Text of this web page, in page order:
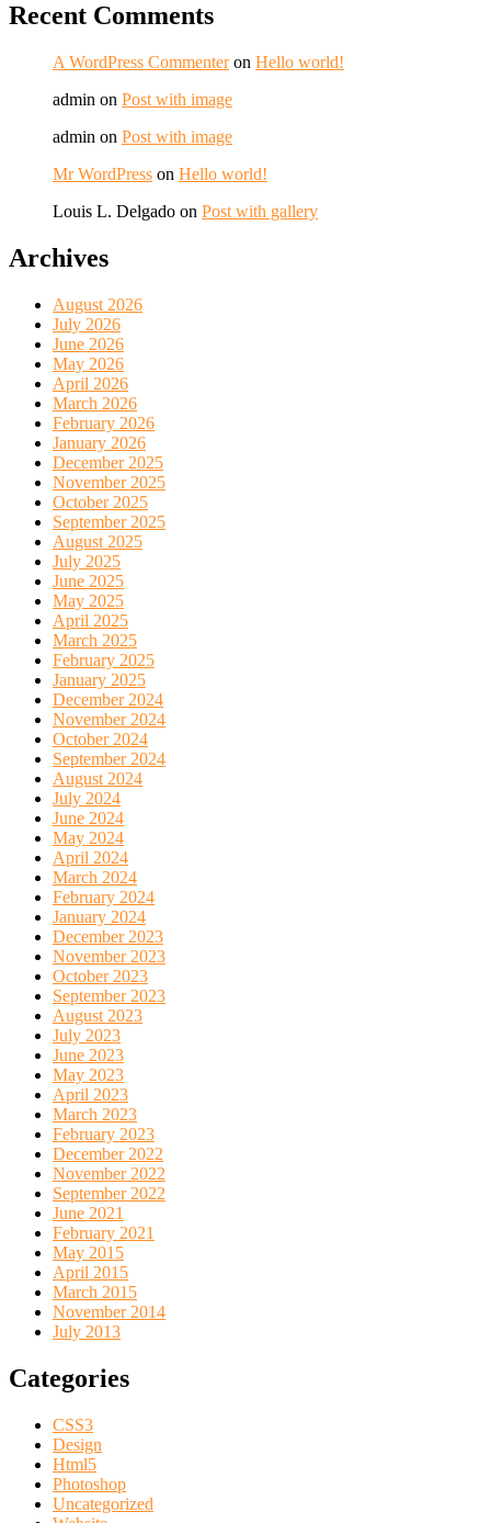
Recent Comments
A WordPress Commenteron Hello world!
admin on Post with image
admin on Post with image
Mr WordPress on Hello world!
Louis L. Delgado on Post with gallery
Archives
August 2026
July 2026
June 2026
May 2026
April 2026
March 2026
February 2026
January 2026
December 2025
November 2025
October 2025
September 2025
August 2025
July 2025
June 2025
May 2025
April 2025
March 2025
February 2025
January 2025
December 2024
November 2024
October 2024
September 2024
August 2024
July 2024
June 2024
May 2024
April 2024
March 2024
February 2024
January 2024
December 2023
November 2023
October 2023
September 2023
August 2023
July 2023
June 2023
May 2023
April 2023
March 2023
February 2023
December 2022
November 2022
September 2022
June 2021
February 2021
May 2015
April 2015
March 2015
November 2014
July 2013
Categories
CSS3
Design
Html5
Photoshop
Uncategorized